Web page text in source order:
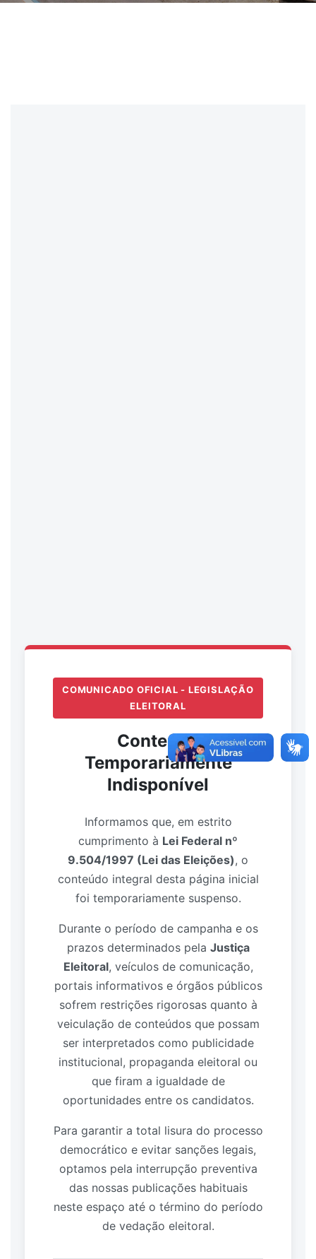
COMUNICADO OFICIAL - LEGISLAÇÃO
ELEITORAL
Conteúdo
Temporariamente
Indisponível
Informamos que, em estrito
cumprimento à Lei Federal nº
9.504/1997 (Lei das Eleições), o
conteúdo integral desta página inicial
foi temporariamente suspenso.
Durante o período de campanha e os
prazos determinados pela Justiça
Eleitoral, veículos de comunicação,
portais informativos e órgãos públicos
sofrem restrições rigorosas quanto à
veiculação de conteúdos que possam
ser interpretados como publicidade
institucional, propaganda eleitoral ou
que firam a igualdade de
oportunidades entre os candidatos.
Para garantir a total lisura do processo
democrático e evitar sanções legais,
optamos pela interrupção preventiva
das nossas publicações habituais
neste espaço até o término do período
de vedação eleitoral.